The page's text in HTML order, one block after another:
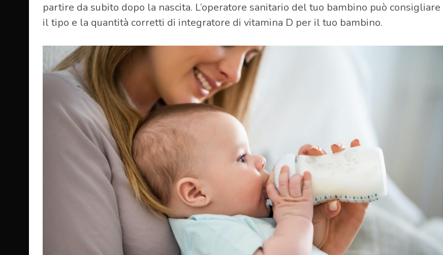
partire da subito dopo la nascita. L’operatore sanitario del tuo bambino può consigliare
il tipo e la quantità corretti di integratore di vitamina D per il tuo bambino.